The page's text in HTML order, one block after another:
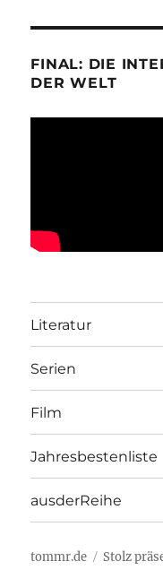
FINAL: DIE
DER WELT
Literatur
Serien
Film
Jahresbestenliste
ausderReihe
tommr.de Stolz